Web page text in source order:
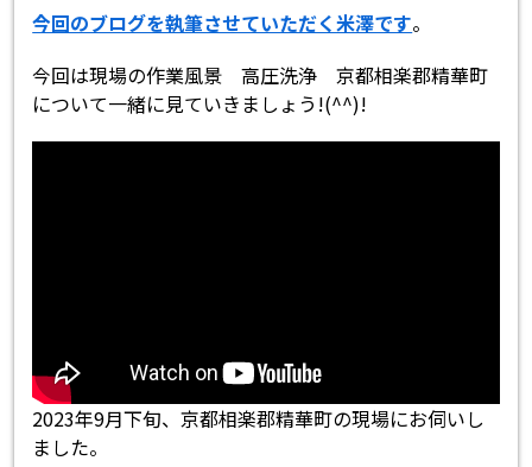
ヨネヤがお客様から選ばれる10の
リフォームローン
工場倉庫修繕 アパート・マンション修繕
今回のブログを執筆させていただく米澤です。
今回は現場の作業風景 高圧洗浄 京都相楽郡精華町
について一緒に見ていきましょう!(^^)!
2023年9月下旬、京都相楽郡精華町の現場にお伺いし
ました。